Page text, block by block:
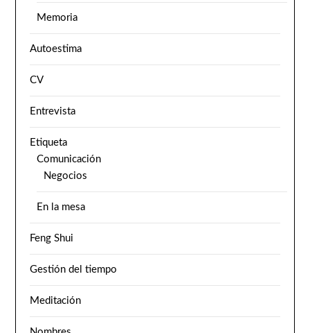
Memoria
Autoestima
CV
Entrevista
Etiqueta
Comunicación
Negocios
En la mesa
Feng Shui
Gestión del tiempo
Meditación